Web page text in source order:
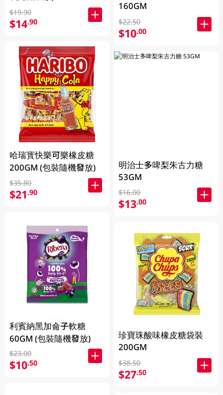
$19.90
$14.90
哈瑞寳快樂可樂橡皮糖
200GM (包裝隨機發放)
$35.80
$21.90
利賓納黑加侖子軟糖
60GM (包裝隨機發放)
$23.00
$10.50
160GM
$22.50
$10.00
明治士多啤梨朱古力糖
53GM
$16.00
$13.00
珍寶珠酸味橡皮糖袋裝
200GM
$38.50
$27.50